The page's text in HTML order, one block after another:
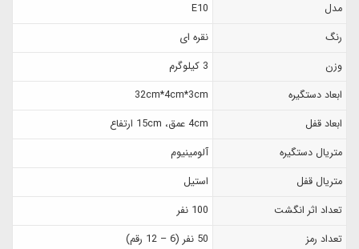
مدل
E10
رنگ
نقره ای
وزن
3 کیلوگرم
ابعاد دستگیره
32cm*4cm*3cm
ابعاد قفل
4cm عمق، 15cm ارتفاع
متریال دستگیره
آلومینیوم
متریال قفل
استیل
تعداد اثر انگشت
100 نفر
تعداد رمز
50 نفر (6 – 12 رقم)